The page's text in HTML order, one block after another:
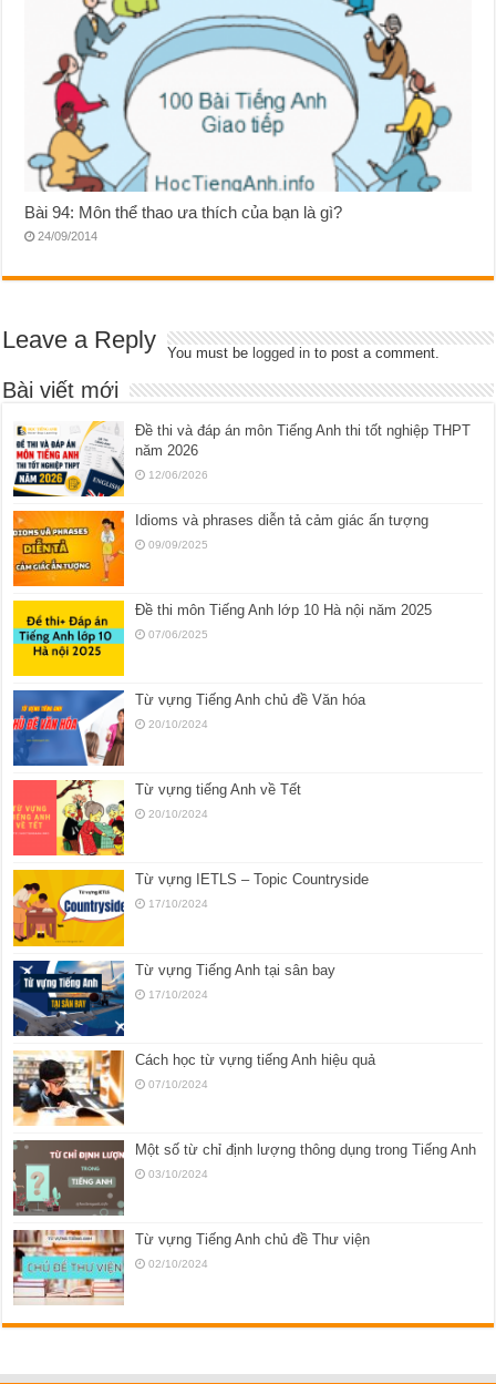
Bài 94: Môn thể thao ưa thích của bạn là gì?
24/09/2014
Leave a Reply You must belogged in to post a comment.
Bài viết mới
Đề thi và đáp án môn Tiếng Anh thi tốt nghiệp THPT
năm 2026
12/06/2026
Idioms và phrases diễn tả cảm giác ấn tượng
09/09/2025
Đề thi môn Tiếng Anh lớp 10 Hà nội năm 2025
07/06/2025
Từ vựng Tiếng Anh chủ đề Văn hóa
20/10/2024
Từ vựng tiếng Anh về Tết
20/10/2024
Từ vựng IETLS – Topic Countryside
17/10/2024
Từ vựng Tiếng Anh tại sân bay
17/10/2024
Cách học từ vựng tiếng Anh hiệu quả
07/10/2024
Một số từ chỉ định lượng thông dụng trong Tiếng Anh
03/10/2024
Từ vựng Tiếng Anh chủ đề Thư viện
02/10/2024